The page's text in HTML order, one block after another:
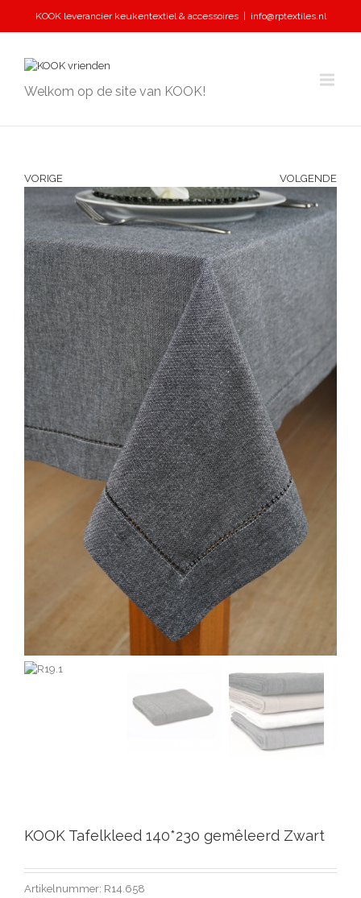
KOOK leverancier keukentextiel & accessoires info@rptextiles.nl
Welkom op de site van KOOK!
VORIGE VOLGENDE
KOOK Tafelkleed 140*230 gemêleerd Zwart
Artikelnummer: R14.658